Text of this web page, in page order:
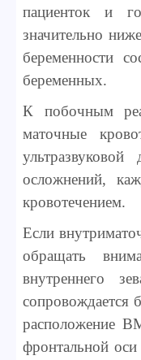
пациенток и
значительно
беременности
беременных.
К побочным
маточные
осложнений,
кровотечением.
Если
обращать
внутреннего
сопровождается
расположение
фронтальной